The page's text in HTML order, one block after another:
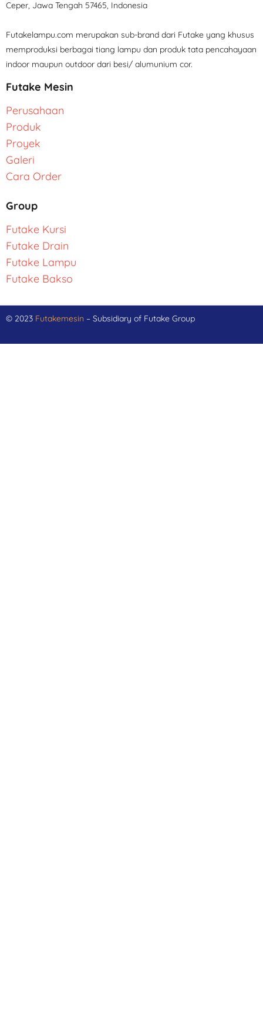
Ceper, Jawa Tengah 57465, Indonesia
Futakelampu.com merupakan sub-brand dari Futake yang khusus
memproduksi berbagai tiang lampu dan produk tata pencahayaan
indoor maupun outdoor dari besi/ alumunium cor.
Futake Mesin
Perusahaan
Produk
Proyek
Galeri
Cara Order
Group
Futake Kursi
Futake Drain
Futake Lampu
Futake Bakso
© 2023 Futakemesin – Subsidiary of Futake Group